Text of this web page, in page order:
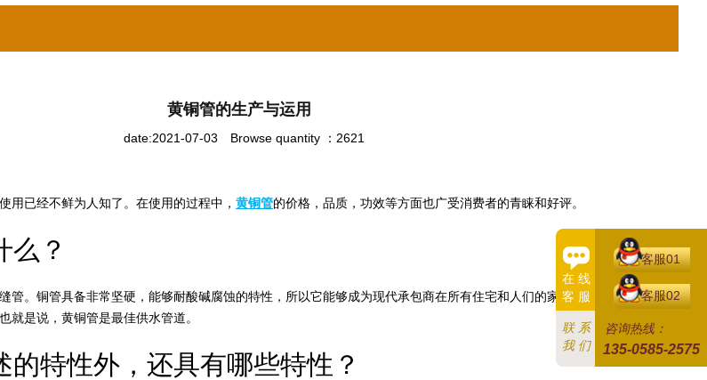
黄铜管的生产与运用
date:2021-07-03 Browse quantity ：2621
已经不鲜为人知了。在使用的过程中， 黄铜管的价格，品质，功效等方面也广受消费者的青睐和好评。
？
。铜管具备非常坚硬，能够耐酸碱腐蚀的特性，所以它能够成为现代承包商在所有住宅和人们的家庭中的自来水管道、
就是说，黄铜管是最佳供水管道。
特性外，还具有哪些特性？
在 线
客 服
联 系
我 们
客服01
客服02
咨询热线：
135-0585-2575